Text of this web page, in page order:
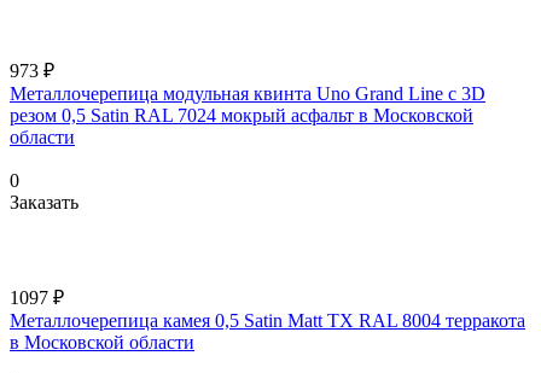
973 ₽
Металлочерепица модульная квинта Uno Grand Line c 3D
резом 0,5 Satin RAL 7024 мокрый асфальт в Московской
области
0
Заказать
1097 ₽
Металлочерепица камея 0,5 Satin Matt TX RAL 8004 терракота
в Московской области